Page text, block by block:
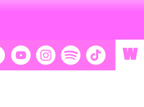
W